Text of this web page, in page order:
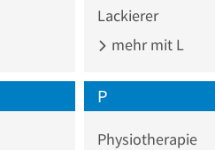
Lackierer
mehr mit L
P
Physiotherapie